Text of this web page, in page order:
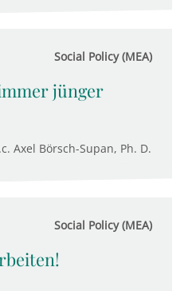
Social Policy (MEA)
jünger
Axel Börsch-Supan, Ph. D.
Social Policy (MEA)